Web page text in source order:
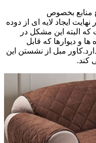
منابع بخصوص
ایجاد لایه ای از دوده
البته این مشکل در
و دیوارها که قابل
مبل از نشستن این
کند.